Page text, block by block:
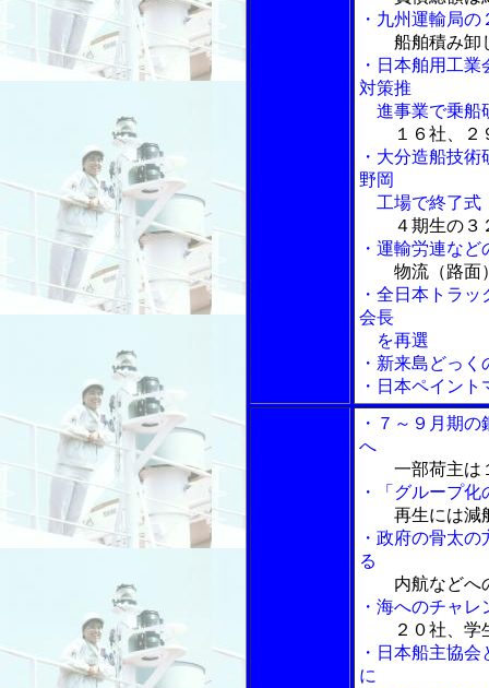
・九州運輸局
船舶積み卸
・日本舶用工
対策推
進事業で乗船
１６社、
・大分造船技
野岡
工場で終了式
４期生の３
・運輸労連な
物流（路面
・全日本トラ
会長
を再選
・新来島どっ
・日本ペイン
・７～９月期
へ
一部荷主は
・「グループ
再生には減
・政府の骨太
る
内航などへ
・海へのチャ
２０社、
・日本船主協
に